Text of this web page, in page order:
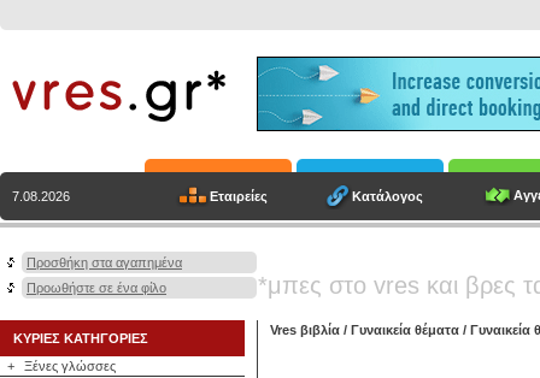
7.08.2026 Εταιρείες Κατάλογος
Προσθήκη στα αγαπημένα
Προωθήστε σε ένα φίλο
*μπες στο vres και βρες
ΚΥΡΙΕΣ ΚΑΤΗΓΟΡΙΕΣ
+
Ξένες γλώσσες
Vres βιβλία / Γυναικεία θέματα / Γυναικεία